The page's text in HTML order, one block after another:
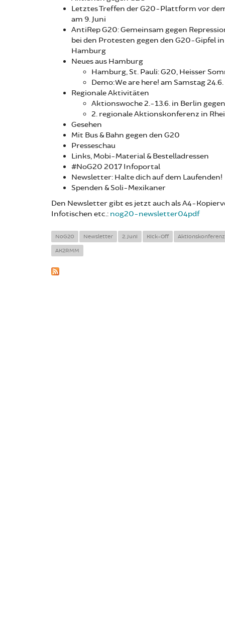
Letztes Treffen der G20-Plattform vor
am 9. Juni
AntiRep G20: Gemeinsam gegen
bei den Protesten gegen den G20-Gipfel in
Hamburg
Neues aus Hamburg
Hamburg, St. Pauli: G20, Heisser
Demo: We are here! am Samstag
Regionale Aktivitäten
Aktionswoche 2.-13.6. in Berlin
2. regionale Aktionskonferenz in
Gesehen
Mit Bus & Bahn gegen den G20
Presseschau
Links, Mobi-Material & Bestelladressen
#NoG20 2017 Infoportal
Newsletter: Halte dich auf dem Laufenden!
Spenden & Soli-Mexikaner
Den Newsletter gibt es jetzt auch als A4-
Infotischen etc.: nog20-newsletter04pdf
NoG20 Newsletter 2. Juni Kick-Off Aktionskonferenz
AK2RMM